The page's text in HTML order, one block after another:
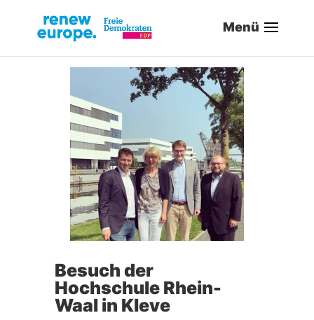
Besuch der
Hochschule Rhein-
Waal in Kleve